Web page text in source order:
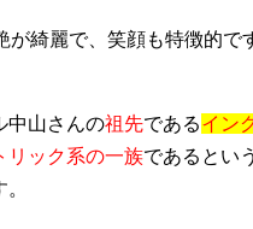
綺麗で、笑顔も特徴的で
中山さんの祖先であるイン
リック系の一族であるとい